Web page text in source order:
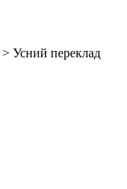
> Усний переклад